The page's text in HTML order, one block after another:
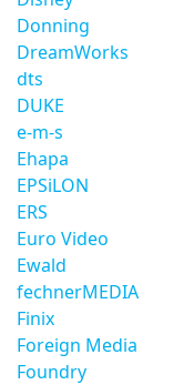
Donning
DreamWorks
dts
DUKE
e-m-s
Ehapa
EPSiLON
ERS
Euro Video
Ewald
fechnerMEDIA
Finix
Foreign Media
Foundry